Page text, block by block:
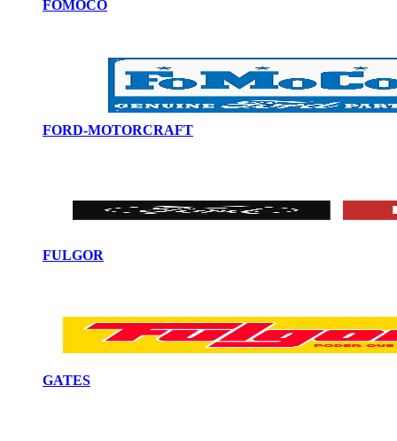
FOMOCO
FORD-MOTORCRAFT
FULGOR
GATES